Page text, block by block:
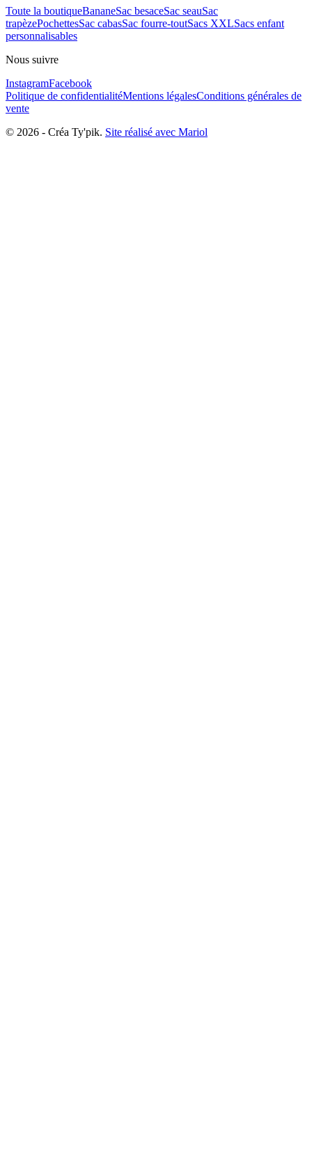
Toute la boutiqueBananeSac besaceSac seauSac
trapèzePochettesSac cabasSac fourre-toutSacs XXLSacs enfant
personnalisables
Nous suivre
InstagramFacebook
Politique de confidentialitéMentions légalesConditions générales de
vente
© 2026 - Créa Ty'pik. Site réalisé avec Mariol